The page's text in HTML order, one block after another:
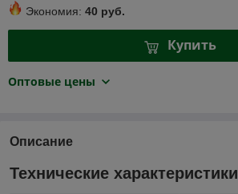
Экономия: 40 руб.
Купить
Оптовые цены
Описание
Технические характеристики